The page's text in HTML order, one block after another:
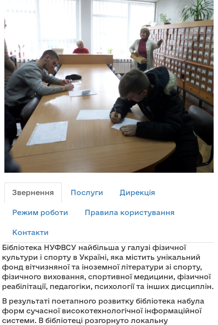
Звернення Послуги Дирекція
Режим роботи Правила користування
Контакти
Бібліотека НУФВСУ найбільша у галузі фізичної
культури і спорту в Україні, яка містить унікальний
фонд вітчизняної та іноземної літератури зі спорту,
фізичного виховання, спортивної медицини, фізичної
реабілітації, педагогіки, психології та інших дисциплін.
В результаті поетапного розвитку бібліотека набула
форм сучасної високотехнологічної інформаційної
системи. В бібліотеці розгорнуто локальну